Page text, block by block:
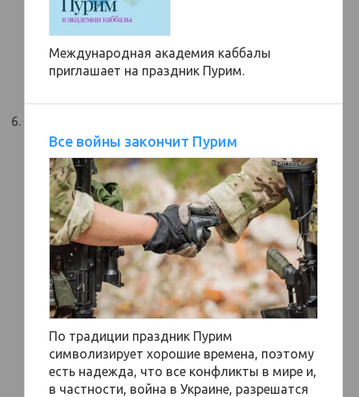
Международная академия каббалы
приглашает на праздник Пурим.
Все войны закончит Пурим
По традиции праздник Пурим
символизирует хорошие времена, поэтому
есть надежда, что все конфликты в мире и,
в частности, война в Украине, разрешатся